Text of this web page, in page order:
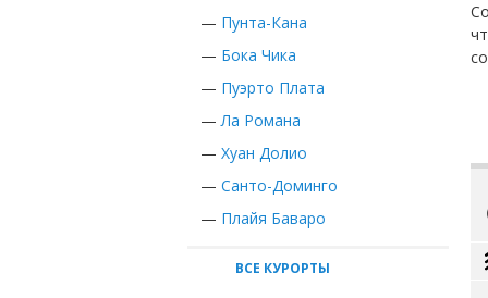
— Пунта-Кана
— Бока Чика
— Пуэрто Плата
—Ла Романа
— Хуан Долио
— Санто-Доминго
— Плайя Баваро
ВСЕ КУРОРТЫ